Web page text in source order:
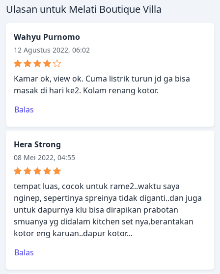
Ulasan untuk Melati Boutique Villa
Wahyu Purnomo
12 Agustus 2022, 06:02
Kamar ok, view ok. Cuma listrik turun jd ga bisa
masak di hari ke2. Kolam renang kotor.
Balas
Hera Strong
08 Mei 2022, 04:55
tempat luas, cocok untuk rame2..waktu saya
nginep, sepertinya spreinya tidak diganti..dan juga
untuk dapurnya klu bisa dirapikan prabotan
smuanya yg didalam kitchen set nya,berantakan
kotor eng karuan..dapur kotor...
Balas